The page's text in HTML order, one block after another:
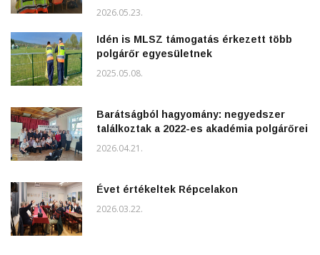
2026.05.23.
Idén is MLSZ támogatás érkezett több
polgárőr egyesületnek
2025.05.08.
Barátságból hagyomány: negyedszer
találkoztak a 2022-es akadémia polgárőrei
2026.04.21.
Évet értékeltek Répcelakon
2026.03.22.